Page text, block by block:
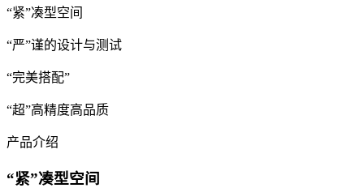
“紧”凑型空间
“严”谨的设计与测试
“完美搭配”
“超”高精度高品质
产品介绍
“紧”凑型空间